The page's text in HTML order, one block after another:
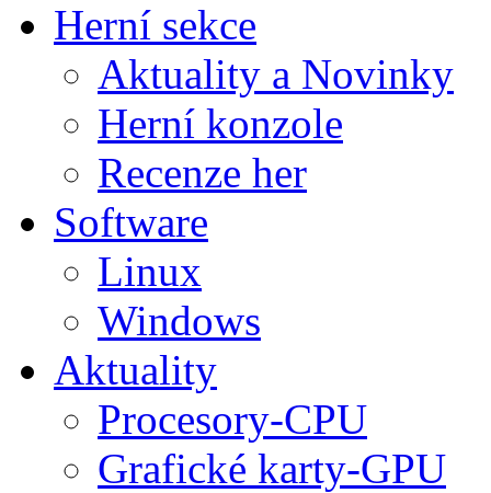
Herní sekce
Aktuality a Novinky
Herní konzole
Recenze her
Software
Linux
Windows
Aktuality
Procesory-CPU
Grafické karty-GPU